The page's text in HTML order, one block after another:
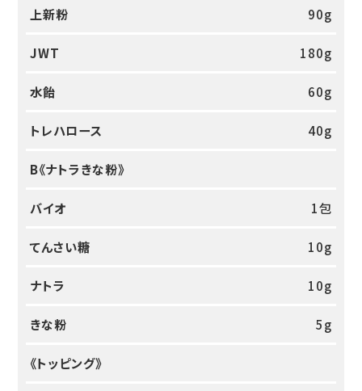
上新粉 90g
JWT 180g
水飴 60g
トレハロース 40g
B《ナトラきな粉》
バイオ 1包
てんさい糖 10g
ナトラ 10g
きな粉 5g
《トッピング》